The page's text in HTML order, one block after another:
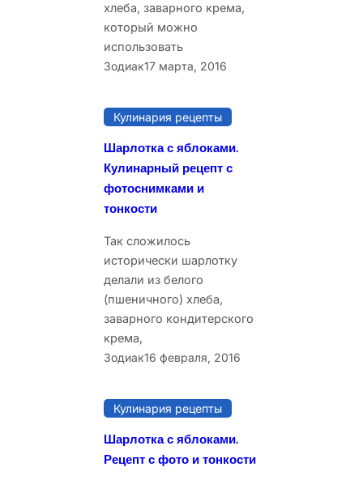
хлеба, заварного крема,
который можно
использовать
Зодиак17 марта, 2016
Кулинария рецепты
Шарлотка с яблоками.
Кулинарный рецепт с
фотоснимками и
тонкости
Так сложилось
исторически шарлотку
делали из белого
(пшеничного) хлеба,
заварного кондитерского
крема,
Зодиак16 февраля, 2016
Кулинария рецепты
Шарлотка с яблоками.
Рецепт с фото и тонкости